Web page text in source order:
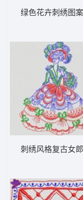
绿色花卉刺绣图案
刺绣风格复古女郎